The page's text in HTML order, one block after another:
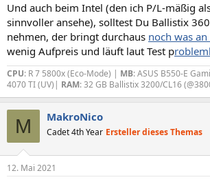
Und auch beim Intel (den ich P/L-mäßig
sinnvoller ansehe), solltest Du Ballistix
nehmen, der bringt durchaus noch was
wenig Aufpreis und läuft laut Test p
CPU: R 7 5800x (Eco-Mode) | MB: ASUS B550-E
4070 TI (UV)| RAM: 32 GB Ballistix 3200/CL16
M MakroNico
Cadet 4th Year Ersteller dieses Themas
12. Mai 2021